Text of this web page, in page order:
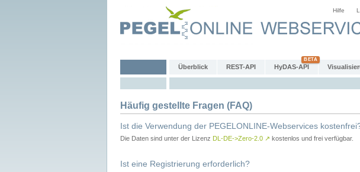
Hilfe
Überblick REST-API HyDAS-API
Häufig gestellte Fragen (FAQ)
Ist die Verwendung der PEGELONLINE-Webservices
Die Daten sind unter der Lizenz DL-DE->Zero-2.0 ↗ kostenlos und frei verfügbar.
Ist eine Registrierung erforderlich?